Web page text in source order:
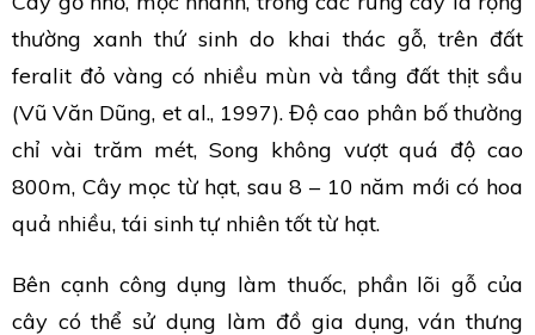
thường xanh thứ sinh do khai thác gỗ, trên đất
feralit đỏ vàng có nhiều mùn và tầng đất thịt sầu
(Vũ Văn Dũng, et al., 1997). Độ cao phân bố thường
chỉ vài trăm mét, Song không vượt quá độ cao
800m, Cây mọc từ hạt, sau 8 – 10 năm mới có hoa
quả nhiều, tái sinh tự nhiên tốt từ hạt.
Bên cạnh công dụng làm thuốc, phần lõi gỗ của
cây có thể sử dụng làm đồ gia dụng, ván thưng